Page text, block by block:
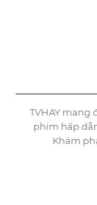
TVHAY mang
phim hấp
Khám